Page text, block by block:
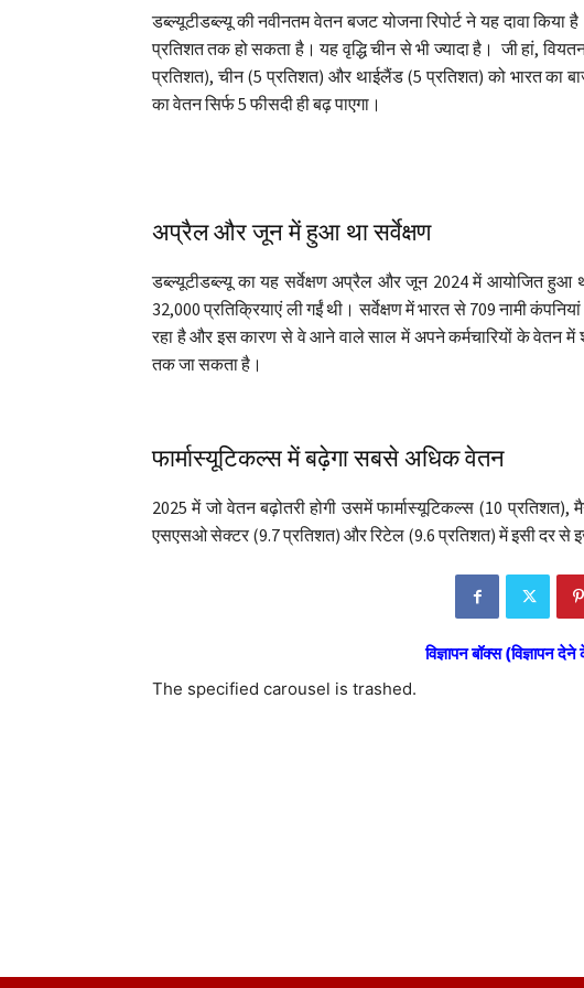
डब्ल्यूटीडब्ल्यू की नवीनतम वेतन बजट योजना रिपोर्ट ने यह दावा
प्रतिशत तक हो सकता है। यह वृद्धि चीन से भी ज्यादा है। जी हां,
प्रतिशत), चीन (5 प्रतिशत) और थाईलैंड (5 प्रतिशत) को भारत का
का वेतन सिर्फ 5 फीसदी ही बढ़ पाएगा।
अप्रैल और जून में हुआ था सर्वेक्षण
डब्ल्यूटीडब्ल्यू का यह सर्वेक्षण अप्रैल और जून 2024 में आयोजित हुआ
32,000 प्रतिक्रियाएं ली गईं थी। सर्वेक्षण में भारत से 709 नामी
रहा है और इस कारण से वे आने वाले साल में अपने कर्मचारियों के वेतन में
तक जा सकता है।
फार्मास्यूटिकल्स में बढ़ेगा सबसे अधिक वेतन
2025 में जो वेतन बढ़ोतरी होगी उसमें फार्मास्यूटिकल्स (10
एसएसओ सेक्टर (9.7 प्रतिशत) और रिटेल (9.6 प्रतिशत) में इसी दर से
विज्ञापन बॉक्स (विज्ञापन
The specified carousel is trashed.